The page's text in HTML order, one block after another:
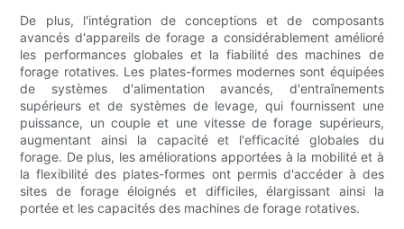
De plus, l'intégration de conceptions et de composants
avancés d'appareils de forage a considérablement amélioré
les performances globales et la fiabilité des machines de
forage rotatives. Les plates-formes modernes sont équipées
de systèmes d'alimentation avancés, d'entraînements
supérieurs et de systèmes de levage, qui fournissent une
puissance, un couple et une vitesse de forage supérieurs,
augmentant ainsi la capacité et l'efficacité globales du
forage. De plus, les améliorations apportées à la mobilité et à
la flexibilité des plates-formes ont permis d'accéder à des
sites de forage éloignés et difficiles, élargissant ainsi la
portée et les capacités des machines de forage rotatives.